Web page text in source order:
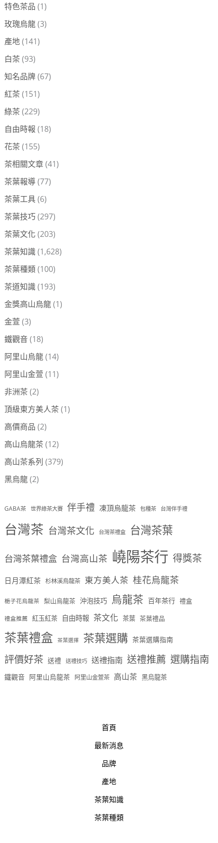
特色茶品 (1)
玫瑰烏龍(3)
產地(141)
白茶 (93)
知名品牌(67)
紅茶 (151)
綠茶 (229)
自由時報 (18)
花茶 (155)
茶相關文章(41)
茶葉報導(77)
茶葉工具(6)
茶葉技巧(297)
茶葉文化 (203)
茶葉知識(1,628)
茶葉種類(100)
茶道知識(193)
金獎高山烏龍(1)
金萱 (3)
鐵觀音 (18)
阿里山烏龍(14)
阿里山金萱 (11)
非洲茶 (2)
頂級東方美人茶 (1)
高價商品 (2)
高山烏龍茶 (12)
高山茶系列 (379)
黑烏龍(2)
GABA茶 世界綠茶大賽 伴手禮 凍頂烏龍茶 包種茶 台灣伴手禮
台灣茶 台灣茶文化 台灣茶禮盒 台灣茶葉
台灣茶葉禮盒 台灣高山茶 嶢陽茶行 得獎茶
日月潭紅茶 杉林溪烏龍茶 東方美人茶 桂花烏龍茶
梔子花烏龍茶 梨山烏龍茶 沖泡技巧 烏龍茶 百年茶行 禮盒
禮盒推薦 紅玉紅茶 自由時報 茶文化 茶葉 茶葉禮品
茶葉禮盒 茶葉選擇 茶葉選購 茶葉選購指南
評價好茶 送禮 送禮技巧 送禮指南 送禮推薦 選購指南
鐵觀音 阿里山烏龍茶 阿里山金萱茶 高山茶 黑烏龍茶
首頁
最新消息
品牌
產地
茶葉知識
茶葉種類